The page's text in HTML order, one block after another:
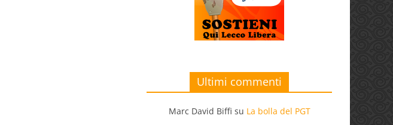
Ultimi commenti
Marc David Biffi su La bolla del PGT